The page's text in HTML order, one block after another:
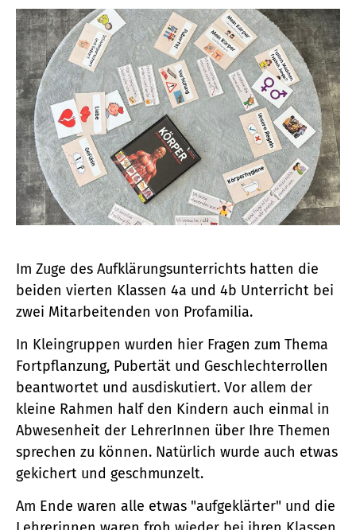
Im Zuge des Aufklärungsunterrichts hatten die
beiden vierten Klassen 4a und 4b Unterricht bei
zwei Mitarbeitenden von Profamilia.
In Kleingruppen wurden hier Fragen zum Thema
Fortpflanzung, Pubertät und Geschlechterrollen
beantwortet und ausdiskutiert. Vor allem der
kleine Rahmen half den Kindern auch einmal in
Abwesenheit der LehrerInnen über Ihre Themen
sprechen zu können. Natürlich wurde auch etwas
gekichert und geschmunzelt.
Am Ende waren alle etwas "aufgeklärter" und die